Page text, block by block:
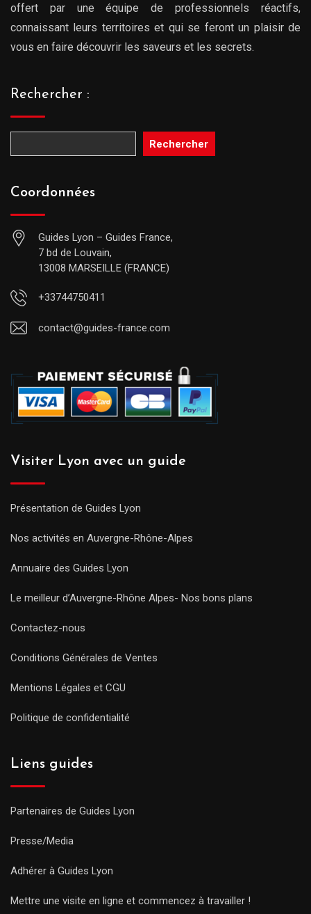
offert par une équipe de professionnels réactifs,
connaissant leurs territoires et qui se feront un plaisir de
vous en faire découvrir les saveurs et les secrets.
Rechercher :
Rechercher
Coordonnées
Guides Lyon – Guides France,
7 bd de Louvain,
13008 MARSEILLE (FRANCE)
+33744750411
contact@guides-france.com
Visiter Lyon avec un guide
Présentation de Guides Lyon
Nos activités en Auvergne-Rhône-Alpes
Annuaire des Guides Lyon
Le meilleur d’Auvergne-Rhône Alpes- Nos bons plans
Contactez-nous
Conditions Générales de Ventes
Mentions Légales et CGU
Politique de confidentialité
Liens guides
Partenaires de Guides Lyon
Presse/Media
Adhérer à Guides Lyon
Mettre une visite en ligne et commencez à travailler !